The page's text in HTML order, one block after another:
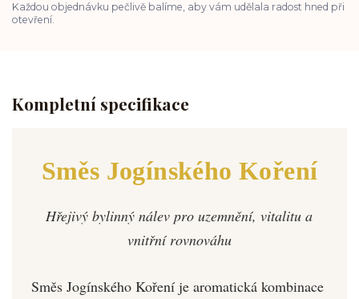
Každou objednávku pečlivě balíme, aby vám udělala radost hned při
otevření.
Kompletní specifikace
Směs Jogínského Koření
Hřejivý bylinný nálev pro uzemnění, vitalitu a
vnitřní rovnováhu
Směs Jogínského Koření je aromatická kombinace